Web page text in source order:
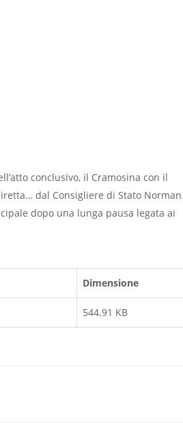
con­clusivo, il Cramosina con il
dal Consigliere di Stato Norman
dopo una lunga pausa legata ai
Dimensione
544.91 KB